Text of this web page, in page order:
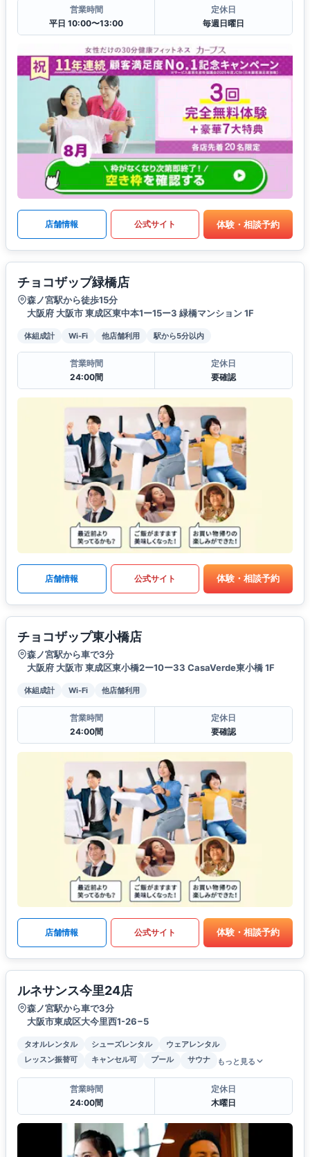
営業時間
平日 10:00〜13:00
定休日
毎週日曜日
店舗情報 公式サイト 体験・相談予約
チョコザップ緑橋店
森ノ宮駅から徒歩15分
大阪府 大阪市 東成区東中本1ー15ー3 緑橋マンション 1F
体組成計 Wi-Fi 他店舗利用 駅から5分以内
営業時間
24:00間
定休日
要確認
店舗情報 公式サイト 体験・相談予約
チョコザップ東小橋店
森ノ宮駅から車で3分
大阪府 大阪市 東成区東小橋2ー10ー33 CasaVerde東小橋 1F
体組成計 Wi-Fi 他店舗利用
営業時間
24:00間
定休日
要確認
店舗情報 公式サイト 体験・相談予約
ルネサンス今里24店
森ノ宮駅から車で3分
大阪市東成区大今里西1-26−5
タオルレンタル シューズレンタル
ウェアレンタル
レッスン振替可
キャンセル可 プール サウナ もっと見る
営業時間
24:00間
定休日
木曜日